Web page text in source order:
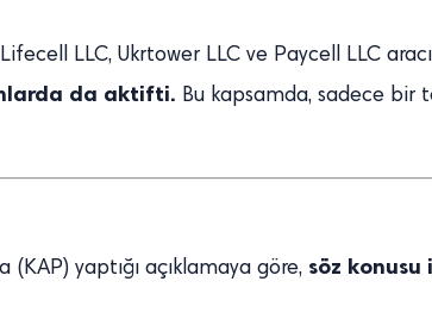
LLC, Ukrtower LLC ve Paycell LLC
da aktifti. Bu kapsamda, sadece bir
(KAP) yaptığı açıklamaya göre, söz